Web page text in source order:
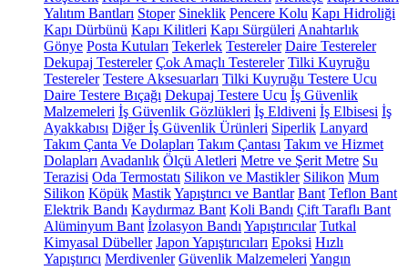
Yalıtım Bantları Stoper Sineklik Pencere Kolu Kapı Hidroliği
Kapı Dürbünü Kapı Kilitleri Kapı Sürgüleri Anahtarlık
Gönye Posta Kutuları Tekerlek Testereler Daire Testereler
Dekupaj Testereler Çok Amaçlı Testereler Tilki Kuyruğu
Testereler Testere Aksesuarları Tilki Kuyruğu Testere Ucu
Daire Testere Bıçağı Dekupaj Testere Ucu İş Güvenlik
Malzemeleri İş Güvenlik Gözlükleri İş Eldiveni İş Elbisesi İş
Ayakkabısı Diğer İş Güvenlik Ürünleri Siperlik Lanyard
Takım Çanta Ve Dolapları Takım Çantası Takım ve Hizmet
Dolapları Avadanlık Ölçü Aletleri Metre ve Şerit Metre Su
Terazisi Oda Termostatı Silikon ve Mastikler Silikon Mum
Silikon Köpük MastikYapıştırıcı ve Bantlar Bant Teflon Bant
Elektrik Bandı Kaydırmaz Bant Koli Bandı Çift Taraflı Bant
Alüminyum Bant İzolasyon Bandı Yapıştırıcılar Tutkal
Kimyasal Dübeller Japon Yapıştırıcıları Epoksi Hızlı
Yapıştırıcı Merdivenler Güvenlik Malzemeleri Yangın